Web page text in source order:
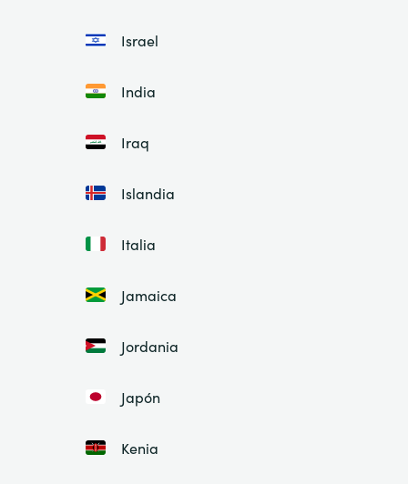
Israel
India
Iraq
Islandia
Italia
Jamaica
Jordania
Japón
Kenia